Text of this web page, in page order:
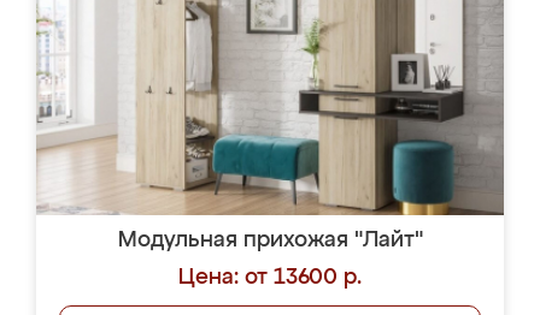
Модульная прихожая "Лайт"
Цена: от 13600 р.